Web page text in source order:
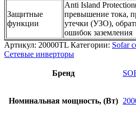
Защитные
функции
Anti Island
превышение тока,
утечки (УЗО),
ошибок заземления
Артикул: 20000TL Категории: Sofar
Сетевые инверторы
Бренд
Номинальная мощность, (Вт)